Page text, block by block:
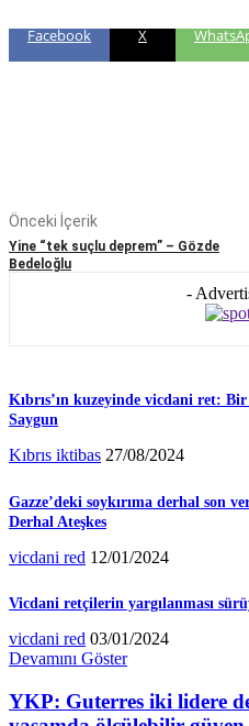
Facebook X
Önceki İçerik
Yine “tek suçlu deprem” – Gözde
Bedeloğlu
-
Kıbrıs’ın kuzeyinde vicdani ret:
Saygun
Kıbrıs iktibas 27/08/2024
Gazze’deki soykırıma derhal son
Derhal Ateşkes
vicdani red 12/01/2024
Vicdani retçilerin yargılanması
vicdani red 03/01/2024
Devamını Göster
YKP: Guterres iki lidere